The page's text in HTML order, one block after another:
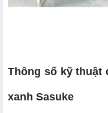
Thông số kỹ thuật
xanh Sasuke